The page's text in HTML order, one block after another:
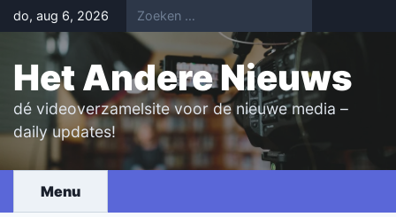
Skip
to
content
do, aug 6, 2026
Het Andere Nieuws
dé videoverzamelsite voor de nieuwe media –
daily updates!
Menu